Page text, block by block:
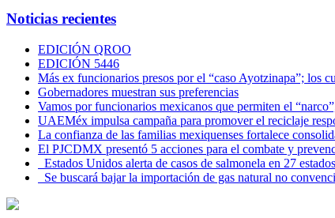
Noticias recientes
EDICIÓN QROO
EDICIÓN 5446
Más ex funcionarios presos por el “caso Ayotzinapa”; los
Gobernadores muestran sus preferencias
Vamos por funcionarios mexicanos que permiten el
UAEMéx impulsa campaña para promover el reciclaje
La confianza de las familias mexiquenses fortalece
El PJCDMX presentó 5 acciones para el combate y
Estados Unidos alerta de casos de salmonela en 27
Se buscará bajar la importación de gas natural no